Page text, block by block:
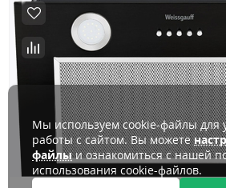
Мы используем cookie-файлы для
работы с сайтом. Вы можете
файлыи ознакомиться с нашей
использования cookie-файлов.